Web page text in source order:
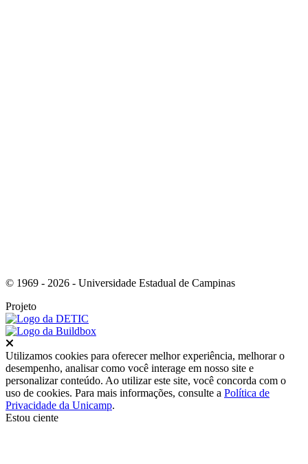
© 1969 - 2026 - Universidade Estadual de Campinas
Projeto
Utilizamos cookies para oferecer melhor experiência, melhorar o
desempenho, analisar como você interage em nosso site e
personalizar conteúdo. Ao utilizar este site, você concorda com o
uso de cookies. Para mais informações, consulte a Política de
Privacidade da Unicamp.
Estou ciente